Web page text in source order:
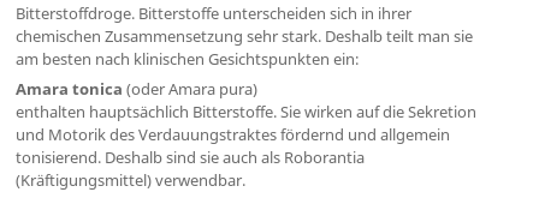
Bitterstoffdroge. Bitterstoffe unterscheiden sich in ihrer
chemischen Zusammensetzung sehr stark. Deshalb teilt man sie
am besten nach klinischen Gesichtspunkten ein:
Amara tonica (oder Amara pura)
enthalten hauptsächlich Bitterstoffe. Sie wirken auf die Sekretion
und Motorik des Verdauungstraktes fördernd und allgemein
tonisierend. Deshalb sind sie auch als Roborantia
(Kräftigungsmittel) verwendbar.